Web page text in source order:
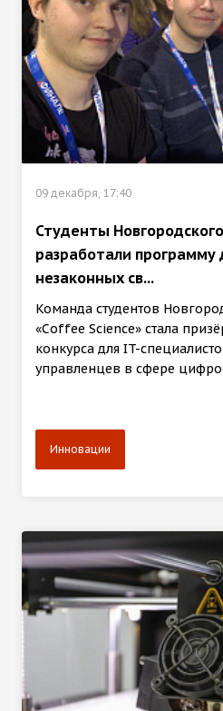
09 декабря, 17:40
Студенты
разработали
незаконных св...
Команда студентов
«Coffee Science» стала
конкурса для IT-
управленцев в сфере
Инновации